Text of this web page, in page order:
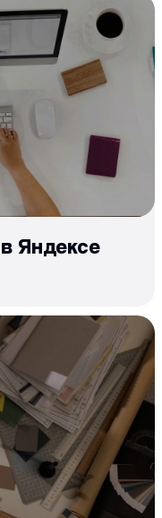
Яндексе